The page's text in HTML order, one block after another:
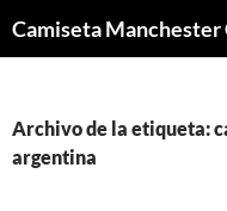
Camiseta Manchester
Archivo de la etiqueta:
argentina